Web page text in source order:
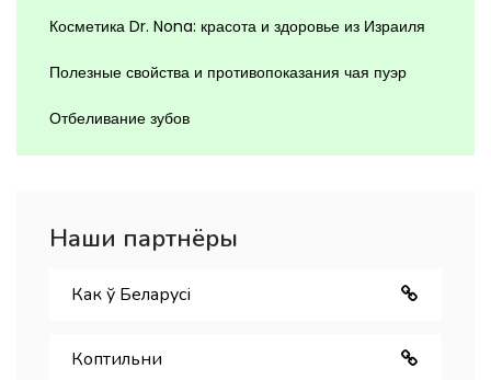
Косметика Dr. Nona: красота и здоровье из Израиля
Полезные свойства и противопоказания чая пуэр
Отбеливание зубов
Наши партнёры
Как ў Беларуcі
Коптильни